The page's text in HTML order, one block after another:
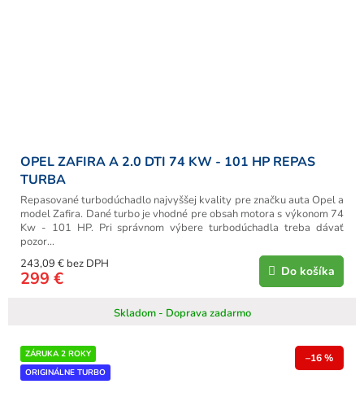
OPEL ZAFIRA A 2.0 DTI 74 KW - 101 HP REPAS
TURBA
Skladom - Doprava zadarmo
243,09 € bez DPH
299 € Do košíka
Repasované turbodúchadlo najvyššej kvality pre značku auta Opel a
model Zafira. Dané turbo je vhodné pre obsah motora s výkonom 74
Kw - 101 HP. Pri správnom výbere turbodúchadla treba dávať
pozor...
ZÁRUKA 2 ROKY
ORIGINÁLNE TURBO
–16 %